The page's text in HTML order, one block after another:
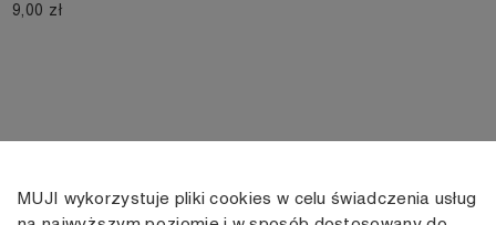
9,00 zł
KONTAKT KONTO INFORMACJE
MUJI wykorzystuje pliki cookies w celu świadczenia usług